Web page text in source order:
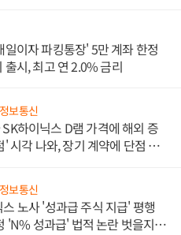
일이자 파킹통장' 5만 계좌 한정
출시, 최고 연 2.0% 금리
보통신
하이닉스 D램 가격에 해외 증
' 시각 나와, 장기 계약에 단점 부
보통신
노사 '성과급 주식 지급' 평행
'N% 성과급' 법적 논란 벗을지 주